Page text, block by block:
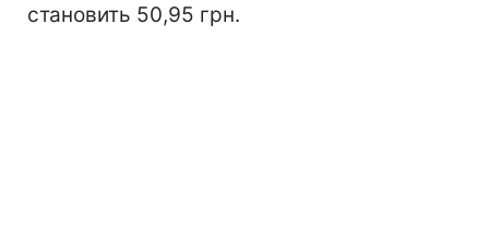
становить 50,95 грн.